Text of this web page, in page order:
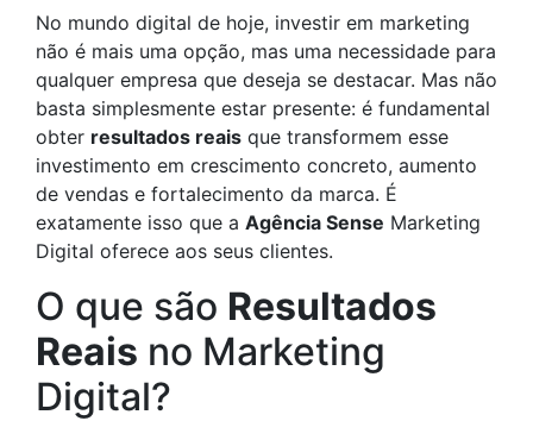
No mundo digital de hoje, investir em marketing
não é mais uma opção, mas uma necessidade para
qualquer empresa que deseja se destacar. Mas não
basta simplesmente estar presente: é fundamental
obter resultados reais que transformem esse
investimento em crescimento concreto, aumento
de vendas e fortalecimento da marca. É
exatamente isso que a Agência Sense Marketing
Digital oferece aos seus clientes.
O que são Resultados
Reais no Marketing
Digital?